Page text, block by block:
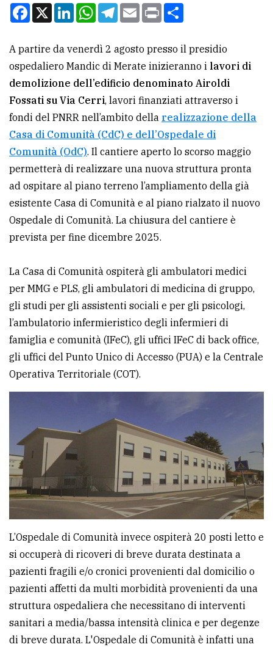
pubblicità
CERCA
Cerca
Ricerca
avanzata
LE
ALTRE
PRIVACY
Privacy
policy
Cookie
policy
Facebook
X LinkedInWhatsApp
Telegram
EmailPrint
A partire da venerdì 2 agosto presso il presidio
ospedaliero Mandic di Merate inizieranno i lavori di
demolizione dell’edificio denominato Airoldi
Fossati su Via Cerri, lavori finanziati attraverso i
fondi del PNRR nell’ambito della realizzazione della
Casa di Comunità (CdC) e dell’Ospedale di
Comunità (OdC). Il cantiere aperto lo scorso maggio
permetterà di realizzare una nuova struttura pronta
ad ospitare al piano terreno l’ampliamento della già
esistente Casa di Comunità e al piano rialzato il nuovo
Ospedale di Comunità. La chiusura del cantiere è
prevista per fine dicembre 2025.
La Casa di Comunità ospiterà gli ambulatori medici
per MMG e PLS, gli ambulatori di medicina di gruppo,
gli studi per gli assistenti sociali e per gli psicologi,
l’ambulatorio infermieristico degli infermieri di
famiglia e comunità (IFeC), gli uffici IFeC di back office,
gli uffici del Punto Unico di Accesso (PUA) e la Centrale
Operativa Territoriale (COT).
L’Ospedale di Comunità invece ospiterà 20 posti letto e
si occuperà di ricoveri di breve durata destinata a
pazienti fragili e/o cronici provenienti dal domicilio o
pazienti affetti da multi morbidità provenienti da una
struttura ospedaliera che necessitano di interventi
sanitari a media/bassa intensità clinica e per degenze
di breve durata. L'Ospedale di Comunità è infatti una